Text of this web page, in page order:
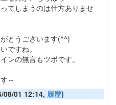
てしまうのは仕方ありませ
とうございます(^^)
ですね。
ンの無言もツボです。
～
08/01 12:14, 履歴)